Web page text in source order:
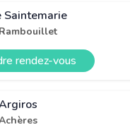
Saintemarie
rendez-vous